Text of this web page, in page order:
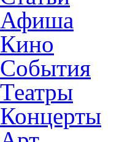
Афиша
Кино
События
Театры
Концерты